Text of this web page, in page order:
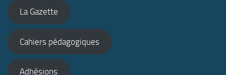
La Gazette
Cahiers pédagogiques
Adhésions